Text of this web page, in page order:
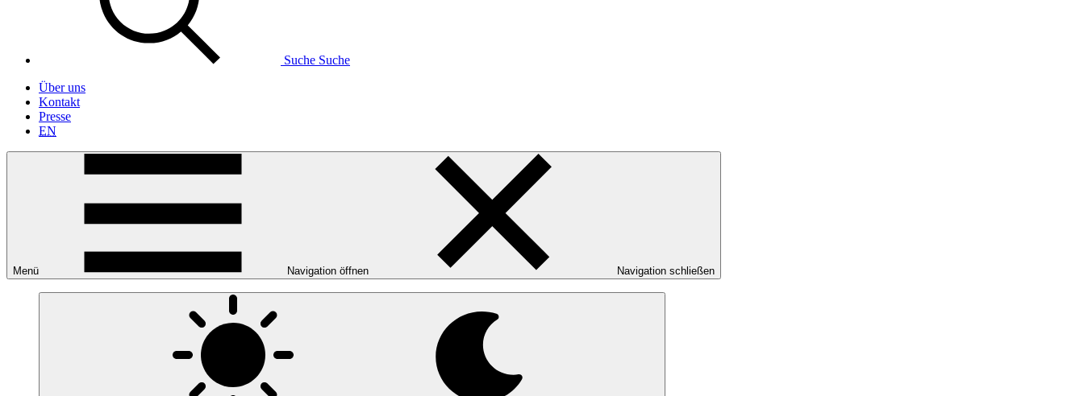
Suche Suche
Über uns
Kontakt
Presse
EN
Menü Navigation öffnen Navigation schließen